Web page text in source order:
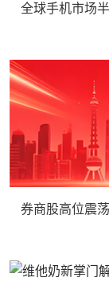
全球手机市场
券商股高位震